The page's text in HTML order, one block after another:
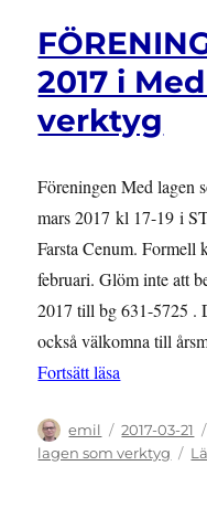
2017 i
verktyg
Föreningen Med lagen
mars 2017 kl 17-19 i
Farsta Cenum. Formell
februari. Glöm inte att
2017 till bg 631-5725 .
också välkomna till
Fortsätt läsa
Författare
emil
Publicerat
den
2017-03-21
lagen som verktyg